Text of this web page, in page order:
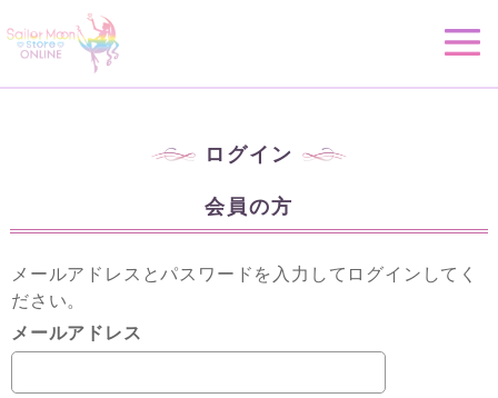
ログイン
会員の方
メールアドレスとパスワードを入力してログインしてく
ださい。
メールアドレス